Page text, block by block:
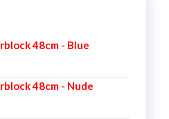
48cm - Blue
48cm - Nude